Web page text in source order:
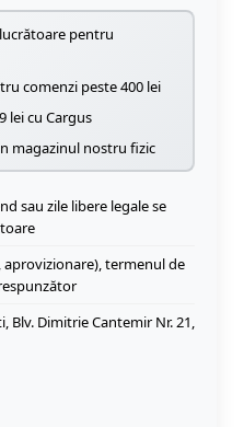
pentru
comenzi peste 400 lei
lei cu Cargus
magazinul nostru fizic
sau zile libere legale se
aprovizionare), termenul de
Blv. Dimitrie Cantemir Nr. 21,